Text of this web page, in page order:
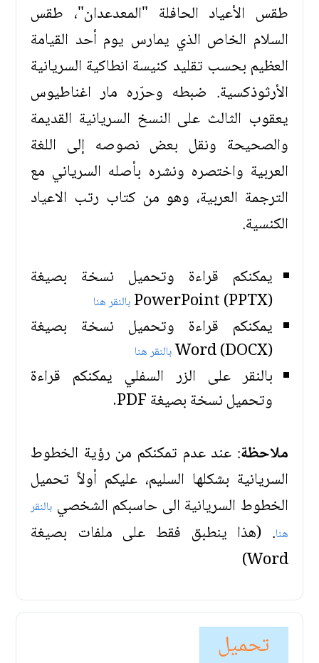
طقس الأعياد الحافلة "المعدعدان"، طقس
السلام الخاص الذي يمارس يوم أحد القيامة
العظيم بحسب تقليد كنيسة انطاكية السريانية
الأرثوذكسية. ضبطه وحرّره مار اغناطيوس
يعقوب الثالث على النسخ السريانية القديمة
والصحيحة ونقل بعض نصوصه إلى اللغة
العربية واختصره ونشره بأصله السرياني مع
الترجمة العربية، وهو من كتاب رتب الاعياد
الكنسية.
يمكنكم قراءة وتحميل نسخة بصيغة
(PowerPoint (PPTX
بالنقر هنا
يمكنكم قراءة وتحميل نسخة بصيغة
(Word (DOCX
بالنقر هنا
بالنقر على الزر السفلي يمكنكم قراءة
وتحميل نسخة بصيغة PDF.
ملاحظة: عند عدم تمكنكم من رؤية الخطوط
السريانية بشكلها السليم، عليكم أولاً تحميل
الخطوط السريانية الى حاسبكم الشخصي بالنقر
هنا. (هذا ينطبق فقط على ملفات بصيغة
Word)
تحميل